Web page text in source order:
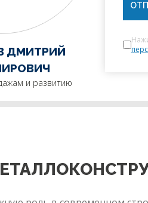
ДМИТРИЙ
и развитию